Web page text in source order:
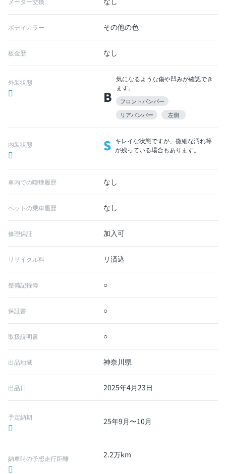
ボディカラー その他の色
板金歴 なし
外装状態
B
気になるような傷や凹みが確認でき
ます。
フロントバンパー
リアバンパー
左側
内装状態 S キレイな状態ですが、微細な汚れ等
が残っている場合もあります。
車内での喫煙履歴 なし
ペットの乗車履歴 なし
修理保証 加入可
リサイクル料 リ済込
整備記録簿 ○
保証書 ○
取扱説明書 ○
出品地域 神奈川県
出品日 2025年4月23日
予定納期 25年9月〜10月
納車時の予想走行距離 2.2万km